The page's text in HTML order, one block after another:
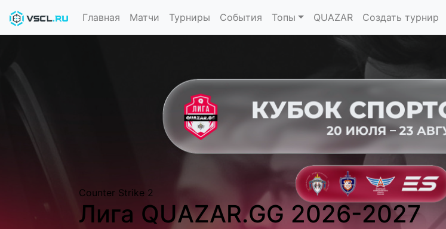
Главная Матчи Турниры События Топы QUAZAR Создать турнир
Counter Strike 2
Лига QUAZAR.GG 2026-2027